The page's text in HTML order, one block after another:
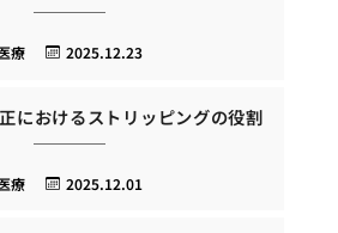
2025.12.23
療
におけるストリッピングの役割
2025.12.01
療